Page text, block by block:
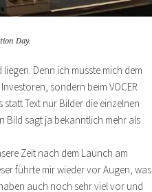
Day.
Denn ich musste mich dem
sondern beim VOCER
Text nur Bilder die einzelnen
Bild sagt ja bekanntlich mehr als
Zeit nach dem Launch am
führte mir wieder vor Augen, was
auch noch sehr viel vor und